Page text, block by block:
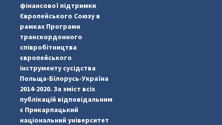
фінансової підтримки
Європейського Союзу в
рамках Програми
транскордонного
співробітництва
європейського
інструменту сусідства
Польща-Білорусь-Україна
2014-2020. За зміст всіх
публікацій відповідальним
є Прикарпацький
національний університет